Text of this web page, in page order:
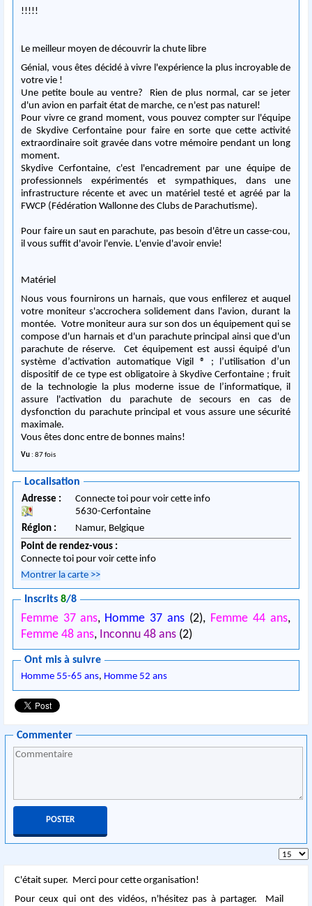
!!!!!
Le meilleur moyen de découvrir la chute libre
Génial, vous êtes décidé à vivre l'expérience la plus incroyable de
votre vie !
Une petite boule au ventre? Rien de plus normal, car se jeter
d'un avion en parfait état de marche, ce n'est pas naturel!
Pour vivre ce grand moment, vous pouvez compter sur l'équipe
de Skydive Cerfontaine pour faire en sorte que cette activité
extraordinaire soit gravée dans votre mémoire pendant un long
moment.
Skydive Cerfontaine, c'est l'encadrement par une équipe de
professionnels expérimentés et sympathiques, dans une
infrastructure récente et avec un matériel testé et agréé par la
FWCP (Fédération Wallonne des Clubs de Parachutisme).
Pour faire un saut en parachute, pas besoin d'être un casse-cou,
il vous suffit d'avoir l'envie. L'envie d'avoir envie!
Matériel
Nous vous fournirons un harnais, que vous enfilerez et auquel
votre moniteur s'accrochera solidement dans l'avion, durant la
montée. Votre moniteur aura sur son dos un équipement qui se
compose d'un harnais et d'un parachute principal ainsi que d'un
parachute de réserve. Cet équipement est aussi équipé d'un
système d’activation automatique Vigil ® ; l’utilisation d’un
dispositif de ce type est obligatoire à Skydive Cerfontaine ; fruit
de la technologie la plus moderne issue de l’informatique, il
assure l'activation du parachute de secours en cas de
dysfonction du parachute principal et vous assure une sécurité
maximale.
Vous êtes donc entre de bonnes mains!
Vu : 87 fois
Localisation
Adresse :
Connecte toi pour voir cette info
5630-Cerfontaine
Région :
Namur, Belgique
Point de rendez-vous :
Connecte toi pour voir cette info
Montrer la carte >>
Inscrits8/8
Femme 37 ans, Homme 37 ans (2), Femme 44 ans,
Femme 48 ans, Inconnu 48 ans (2)
Ont mis à suivre
Homme 55-65 ans, Homme 52 ans
Commenter
C'était super. Merci pour cette organisation!
Pour ceux qui ont des vidéos, n'hésitez pas à partager. Mail